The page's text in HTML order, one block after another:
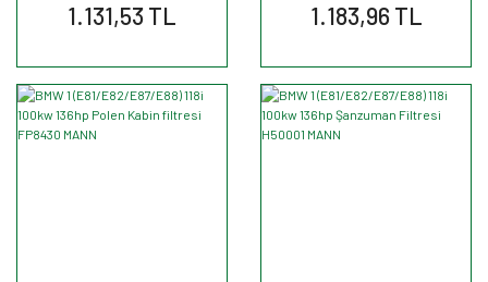
1.131,53 TL 1.183,96 TL